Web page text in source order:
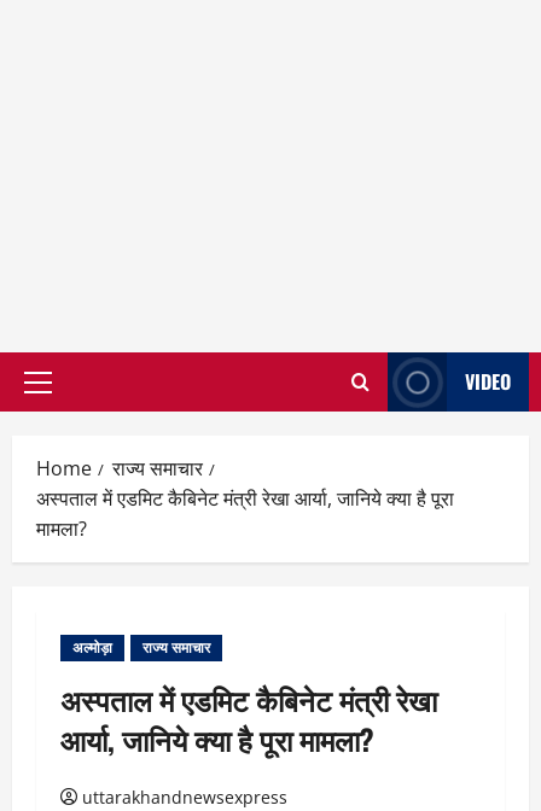
Primary
VIDEO
Home
राज्य समाचार
अस्पताल में एडमिट कैबिनेट मंत्री रेखा आर्या, जानिये क्या है पूरा
मामला?
अल्मोड़ा राज्य समाचार
अस्पताल में एडमिट कैबिनेट मंत्री रेखा
आर्या, जानिये क्या है पूरा मामला?
uttarakhandnewsexpress